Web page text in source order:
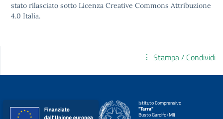
stato rilasciato sotto Licenza Creative Commons Attribuzione
4.0 Italia.
Stampa / Condividi
Istituto Comprensivo
"Tarra"
Busto Garolfo (MI)